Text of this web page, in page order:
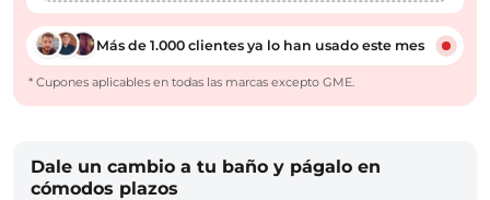
Más de 1.000 clientes ya lo han usado este mes
* Cupones aplicables en todas las marcas excepto GME.
Dale un cambio a tu baño y págalo en
cómodos plazos